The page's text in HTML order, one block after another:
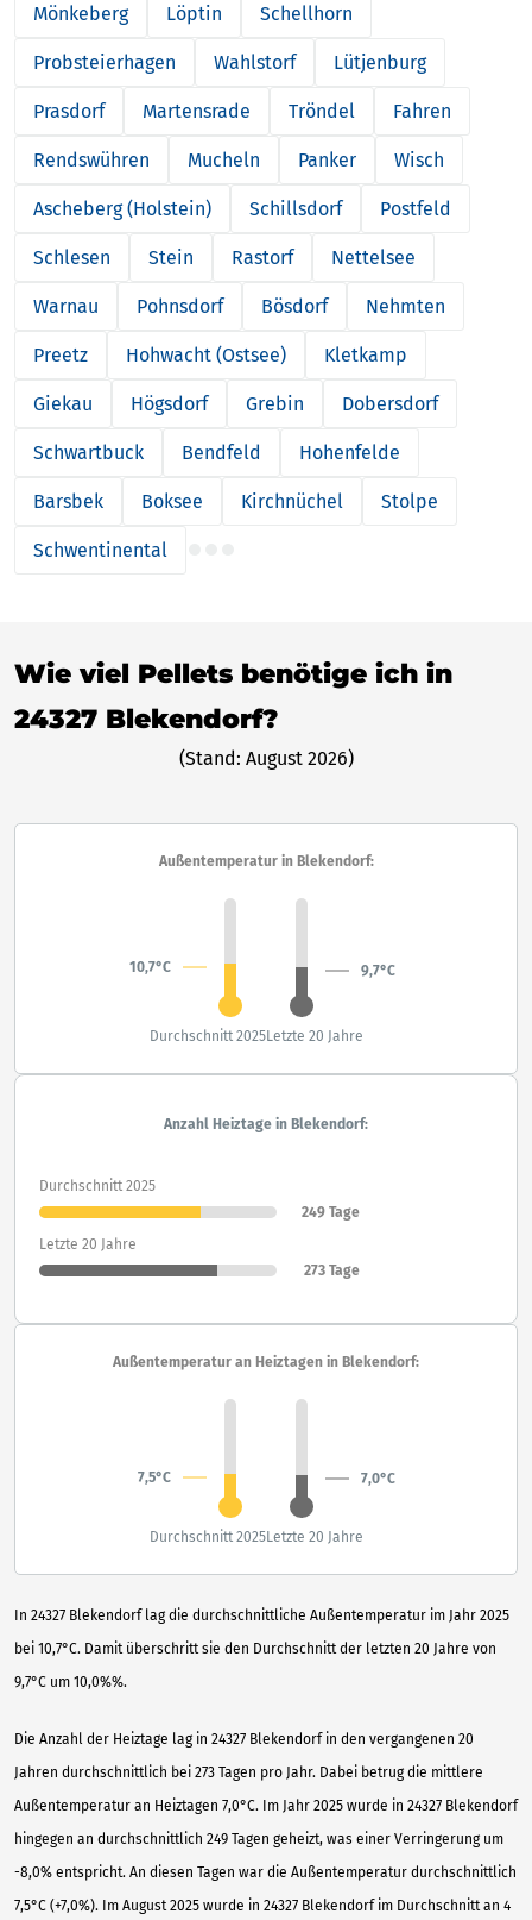
Mönkeberg Löptin Schellhorn
Probsteierhagen Wahlstorf Lütjenburg
Prasdorf Martensrade Tröndel Fahren
Rendswühren Mucheln Panker Wisch
Ascheberg (Holstein) Schillsdorf Postfeld
Schlesen Stein Rastorf Nettelsee
Warnau Pohnsdorf Bösdorf Nehmten
Preetz Hohwacht (Ostsee) Kletkamp
Giekau Högsdorf Grebin Dobersdorf
Schwartbuck Bendfeld Hohenfelde
Barsbek Boksee Kirchnüchel Stolpe
Schwentinental
Wie viel Pellets benötige ich in
24327 Blekendorf?
(Stand: August 2026)
In 24327 Blekendorf lag die durchschnittliche Außentemperatur im Jahr 2025
bei 10,7°C. Damit überschritt sie den Durchschnitt der letzten 20 Jahre von
9,7°C um 10,0%%.
Die Anzahl der Heiztage lag in 24327 Blekendorf in den vergangenen 20
Jahren durchschnittlich bei 273 Tagen pro Jahr. Dabei betrug die mittlere
Außentemperatur an Heiztagen 7,0°C. Im Jahr 2025 wurde in 24327 Blekendorf
hingegen an durchschnittlich 249 Tagen geheizt, was einer Verringerung um
-8,0% entspricht. An diesen Tagen war die Außentemperatur durchschnittlich
7,5°C (+7,0%). Im August 2025 wurde in 24327 Blekendorf im Durchschnitt an 4
Außentemperatur in Blekendorf:
10,7°C 9,7°C
Durchschnitt 2025Letzte 20 Jahre
Anzahl Heiztage in Blekendorf:
Durchschnitt 2025
249 Tage
Letzte 20 Jahre
273 Tage
Außentemperatur an Heiztagen in Blekendorf:
7,5°C 7,0°C
Durchschnitt 2025Letzte 20 Jahre